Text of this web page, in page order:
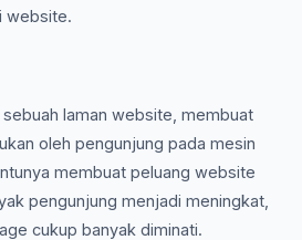
website.
laman website, membuat
oleh pengunjung pada mesin
membuat peluang website
pengunjung menjadi meningkat,
cukup banyak diminati.